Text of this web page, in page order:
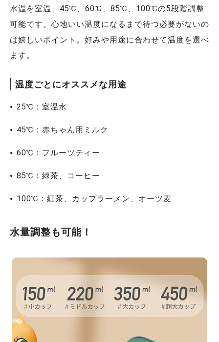
水温を室温、45℃、60℃、85℃、100℃の5段階調整
可能です。心地いい温度になるまで待つ必要がないの
は嬉しいポイント。好みや用途に合わせて温度を選べ
ます。
温度ごとにオススメな用途
25℃：室温水
45℃：赤ちゃん用ミルク
60℃：フルーツティー
85℃：緑茶、コーヒー
100℃：紅茶、カップラーメン、オーツ麦
水量調整も可能！